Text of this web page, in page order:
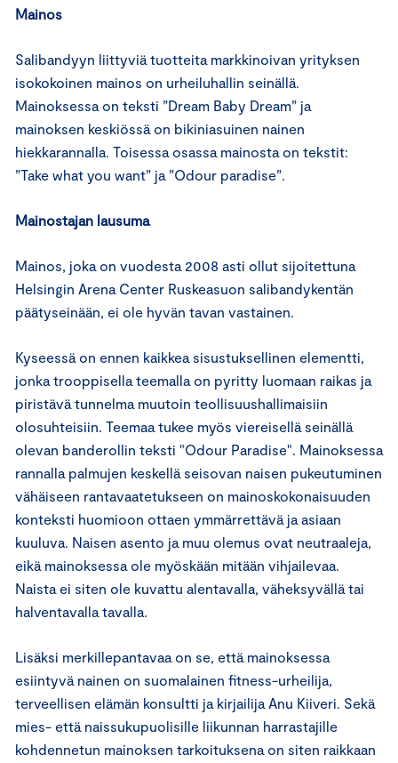
Mainos
Salibandyyn liittyviä tuotteita markkinoivan yrityksen
isokokoinen mainos on urheiluhallin seinällä.
Mainoksessa on teksti ”Dream Baby Dream” ja
mainoksen keskiössä on bikiniasuinen nainen
hiekkarannalla. Toisessa osassa mainosta on tekstit:
”Take what you want” ja ”Odour paradise”.
Mainostajan lausuma
Mainos, joka on vuodesta 2008 asti ollut sijoitettuna
Helsingin Arena Center Ruskeasuon salibandykentän
päätyseinään, ei ole hyvän tavan vastainen.
Kyseessä on ennen kaikkea sisustuksellinen elementti,
jonka trooppisella teemalla on pyritty luomaan raikas ja
piristävä tunnelma muutoin teollisuushallimaisiin
olosuhteisiin. Teemaa tukee myös viereisellä seinällä
olevan banderollin teksti "Odour Paradise". Mainoksessa
rannalla palmujen keskellä seisovan naisen pukeutuminen
vähäiseen rantavaatetukseen on mainoskokonaisuuden
konteksti huomioon ottaen ymmärrettävä ja asiaan
kuuluva. Naisen asento ja muu olemus ovat neutraaleja,
eikä mainoksessa ole myöskään mitään vihjailevaa.
Naista ei siten ole kuvattu alentavalla, väheksyvällä tai
halventavalla tavalla.
Lisäksi merkillepantavaa on se, että mainoksessa
esiintyvä nainen on suomalainen fitness-urheilija,
terveellisen elämän konsultti ja kirjailija Anu Kiiveri. Sekä
mies- että naissukupuolisille liikunnan harrastajille
kohdennetun mainoksen tarkoituksena on siten raikkaan